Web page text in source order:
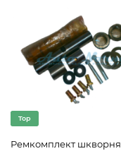
Top
Ремкомплект шкворня